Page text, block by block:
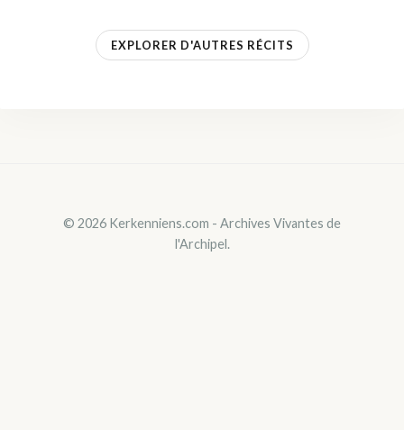
EXPLORER D'AUTRES RÉCITS
© 2026 Kerkenniens.com - Archives Vivantes de
l'Archipel.